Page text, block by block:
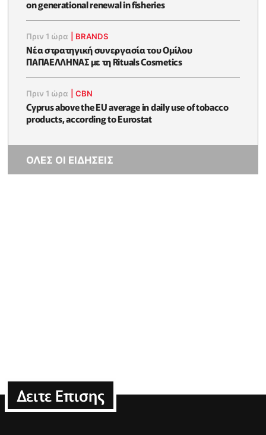
on generational renewal in fisheries
Πριν 1 ώρα BRANDS
Νέα στρατηγική συνεργασία του Ομίλου
ΠΑΠΑΕΛΛΗΝΑΣ με τη Rituals Cosmetics
Πριν 1 ώρα |CBN
Cyprus above the EU average in daily use of tobacco
products, according to Eurostat
ΟΛΕΣ ΟΙ ΕΙΔΗΣΕΙΣ
Δειτε Επισης